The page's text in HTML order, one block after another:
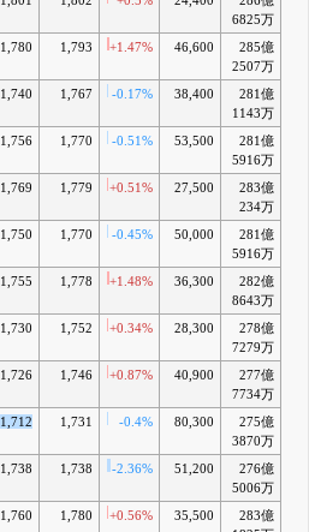
6825万
1,780 1,793 +1.47% 46,600
285億
2507万
1,740 1,767 -0.17% 38,400
281億
1143万
1,756 1,770 -0.51% 53,500
281億
5916万
1,769 1,779 +0.51% 27,500
283億
234万
1,750 1,770 -0.45% 50,000
281億
5916万
1,755 1,778 +1.48% 36,300
282億
8643万
1,730 1,752 +0.34% 28,300
278億
7279万
1,726 1,746 +0.87% 40,900
277億
7734万
1,712 1,731 -0.4% 80,300
275億
3870万
1,738 1,738 -2.36% 51,200
276億
5006万
1,760 1,780 +0.56% 35,500
283億